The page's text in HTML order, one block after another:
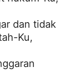
dan tidak
Ku,